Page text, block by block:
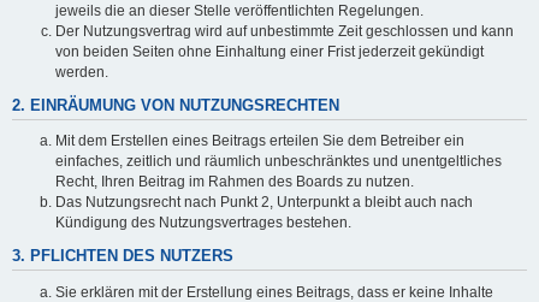
jeweils die an dieser Stelle veröffentlichten Regelungen.
Der Nutzungsvertrag wird auf unbestimmte Zeit geschlossen und kann
von beiden Seiten ohne Einhaltung einer Frist jederzeit gekündigt
werden.
2. EINRÄUMUNG VON NUTZUNGSRECHTEN
Mit dem Erstellen eines Beitrags erteilen Sie dem Betreiber ein
einfaches, zeitlich und räumlich unbeschränktes und unentgeltliches
Recht, Ihren Beitrag im Rahmen des Boards zu nutzen.
Das Nutzungsrecht nach Punkt 2, Unterpunkt a bleibt auch nach
Kündigung des Nutzungsvertrages bestehen.
3. PFLICHTEN DES NUTZERS
Sie erklären mit der Erstellung eines Beitrags, dass er keine Inhalte